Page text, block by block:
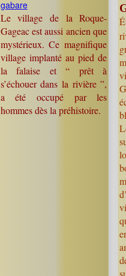
Le village de la Roque-
Gageac est aussi ancien que
mystérieux. Ce magnifique
village implanté au pied de
la falaise et “ prêt à
s’échouer dans la rivière ”,
a été occupé par les
hommes dès la préhistoire.